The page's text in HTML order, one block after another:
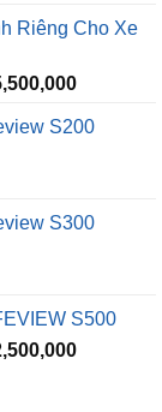
Riêng Cho Xe
Giá
tại
S200
S300
S500
Giá